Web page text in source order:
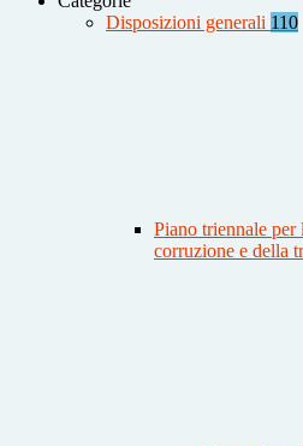
Disposizioni generali 110
Piano triennale per
corruzione e della